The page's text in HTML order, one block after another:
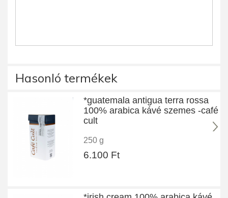
Hasonló termékek
*guatemala antigua terra rossa
100% arabica kávé szemes -café
cult
250 g
6.100 Ft